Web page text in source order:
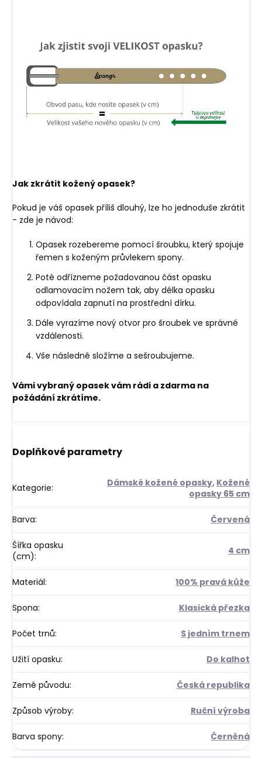
Jak zkrátit kožený opasek?
Pokud je váš opasek příliš dlouhý, lze ho jednoduše zkrátit
- zde je návod:
Opasek rozebereme pomocí šroubku, který spojuje
řemen s koženým průvlekem spony.
Poté odřízneme požadovanou část opasku
odlamovacím nožem tak, aby délka opasku
odpovídala zapnutí na prostřední dírku.
Dále vyrazíme nový otvor pro šroubek ve správné
vzdálenosti.
Vše následně složíme a sešroubujeme.
Vámi vybraný opasek vám rádi a zdarma na
požádání zkrátíme.
Doplňkové parametry
Kategorie: Dámské kožené opasky, Kožené
opasky 65 cm
Barva: Červená
Šířka opasku
(cm): 4 cm
Materiál: 100% pravá kůže
Spona: Klasická přezka
Počet trnů: S jedním trnem
Užití opasku: Do kalhot
Země původu: Česká republika
Způsob výroby: Ruční výroba
Barva spony: Černěná